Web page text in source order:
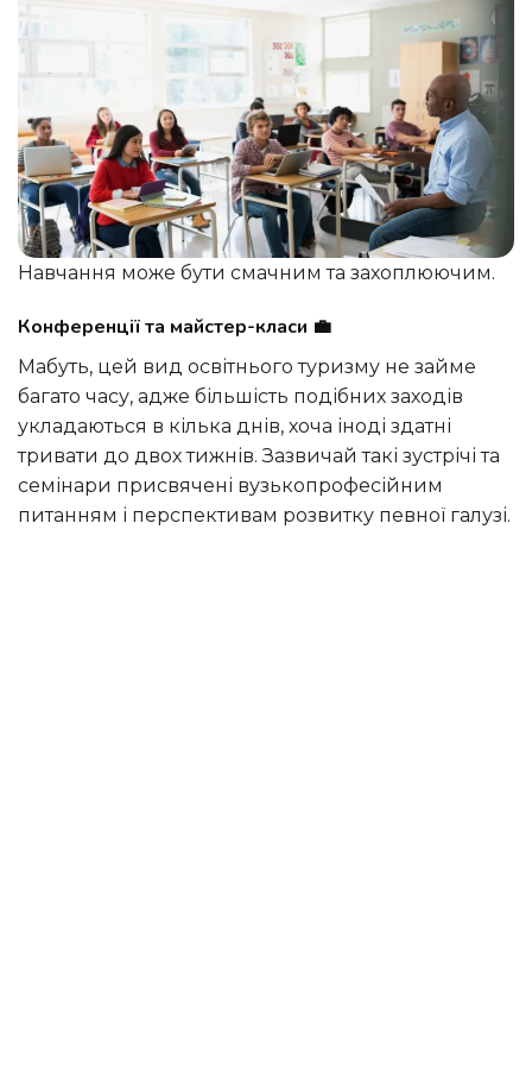
Навчання може бути смачним та захоплюючим.
Конференції та майстер-класи 💼
Мабуть, цей вид освітнього туризму не займе
багато часу, адже більшість подібних заходів
укладаються в кілька днів, хоча іноді здатні
тривати до двох тижнів. Зазвичай такі зустрічі та
семінари присвячені вузькопрофесійним
питанням і перспективам розвитку певної галузі.